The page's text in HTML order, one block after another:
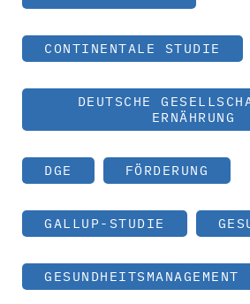
CONTINENTALE STUDIE
DEUTSCHE
ERNÄHRUNG
DGE FÖRDERUNG
GALLUP-STUDIE
GESUNDHEITSMANAGEMENT